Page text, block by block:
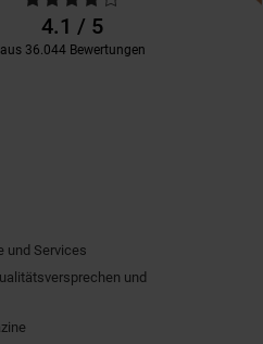
4.1 / 5
aus 36.044 Bewertungen
und Services
und